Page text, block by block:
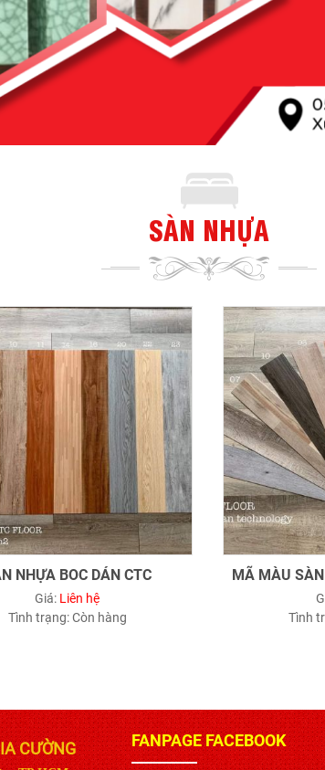
SÀN NHỰA
NHỰA BOC DÁN CTC
Giá: Liên hệ
Tình trạng:Còn hàng
MÃ MÀU
Tình
CƯỜNG FANPAGE FACEBOOK